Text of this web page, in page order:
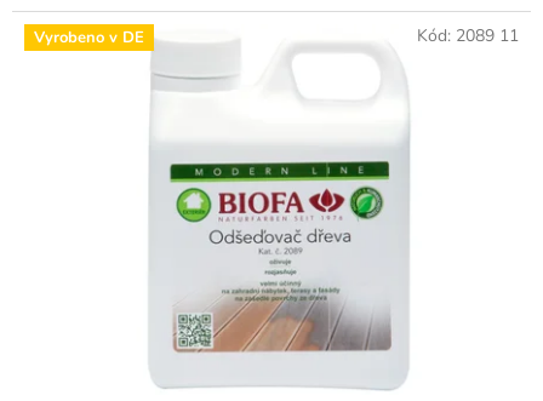
Vyrobeno v DE Kód: 2089 11